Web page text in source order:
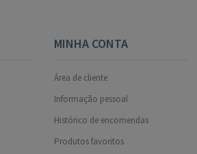
MINHA CONTA
Área de cliente
Informação pessoal
Histórico de encomendas
Produtos favoritos